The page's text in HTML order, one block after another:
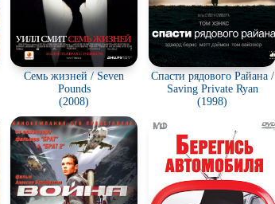
Семь жизней / Seven
Pounds
(2008)
Спасти рядового Райана /
Saving Private Ryan
(1998)